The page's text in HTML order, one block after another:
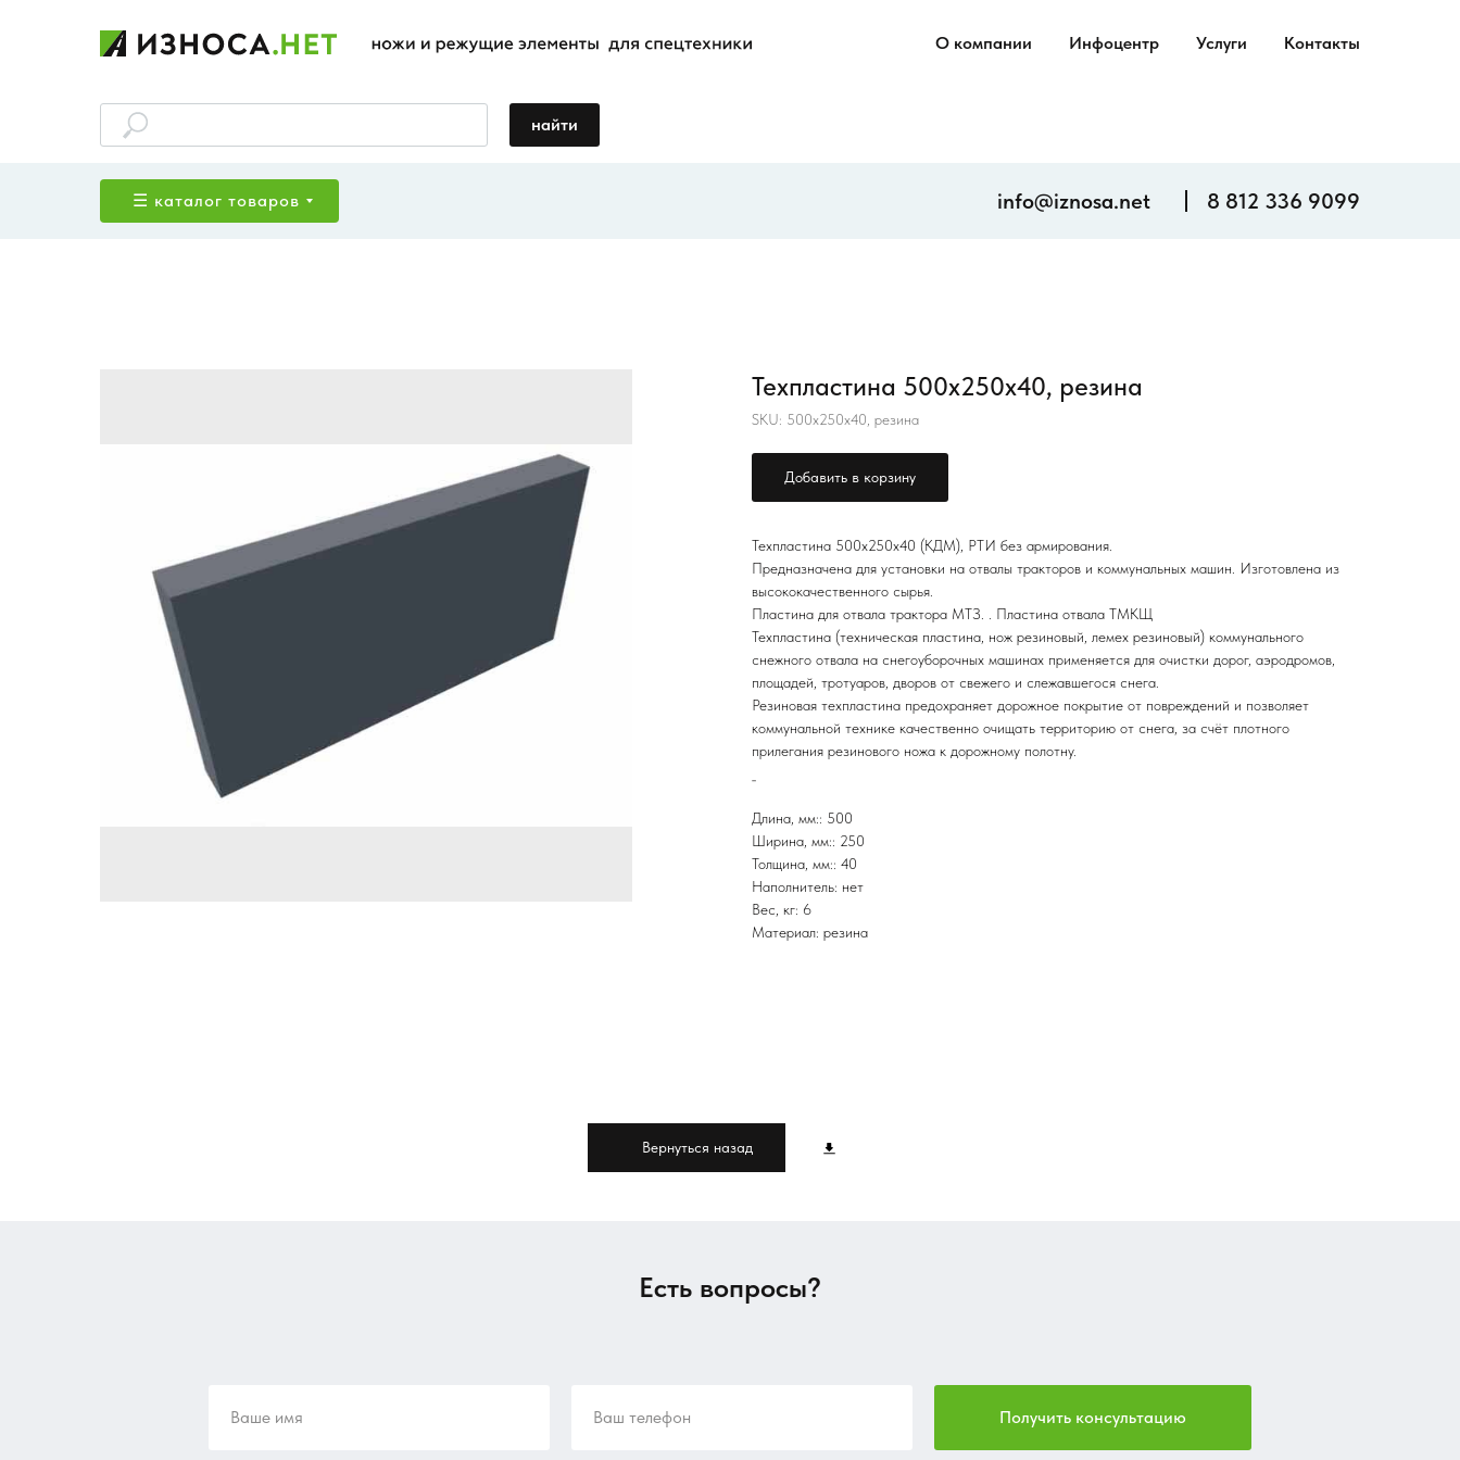
О компании Инфоцентр Услуги Контакты
найти
☰ каталог товаров 8 812 336 9099
info@iznosa.net
Техпластина 500х250х40, резина
SKU: 500х250х40, резина
Добавить в корзину
Техпластина 500х250х40 (КДМ), РТИ без армирования.
Предназначена для установки на отвалы тракторов и коммунальных машин. Изготовлена из
высококачественного сырья.
Пластина для отвала трактора МТЗ. . Пластина отвала ТМКЩ
Техпластина (техническая пластина, нож резиновый, лемех резиновый) коммунального
снежного отвала на снегоуборочных машинах применяется для очистки дорог, аэродромов,
площадей, тротуаров, дворов от свежего и слежавшегося снега.
Резиновая техпластина предохраняет дорожное покрытие от повреждений и позволяет
коммунальной технике качественно очищать территорию от снега, за счёт плотного
прилегания резинового ножа к дорожному полотну.
Длина, мм:: 500
Ширина, мм:: 250
Толщина, мм:: 40
Наполнитель: нет
Вес, кг: 6
Материал: резина
Вернуться назад
Есть вопросы?
Получить консультацию